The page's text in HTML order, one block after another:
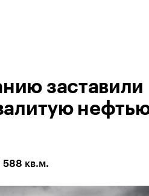
заставили
588 кв.м.